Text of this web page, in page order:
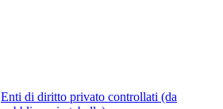
Enti di diritto privato controllati (da